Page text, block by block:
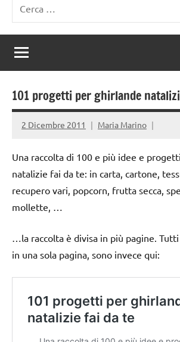
per:
101 progetti per ghirlande
2 Dicembre 2011 Maria Marino
Una raccolta di 100 e più idee e
natalizie fai da te: in carta, cartone,
recupero vari, popcorn, frutta secca,
mollette, …
…la raccolta è divisa in più pagine.
in una sola pagina, sono invece qui: